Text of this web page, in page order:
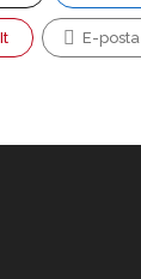
E-posta